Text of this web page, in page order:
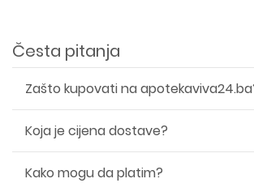
Česta pitanja
Zašto kupovati na
Koja je cijena dostave?
Kako mogu da platim?